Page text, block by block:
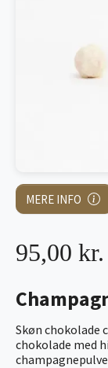
MERE INFO
Skøn chokolade
chokolade med
95,00 kr.